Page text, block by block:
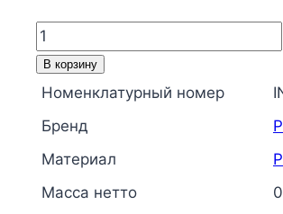
Количество
товара
R
комбинированная
белая
В корзину
Номенклатурный номер
Бренд
Материал
Масса нетто